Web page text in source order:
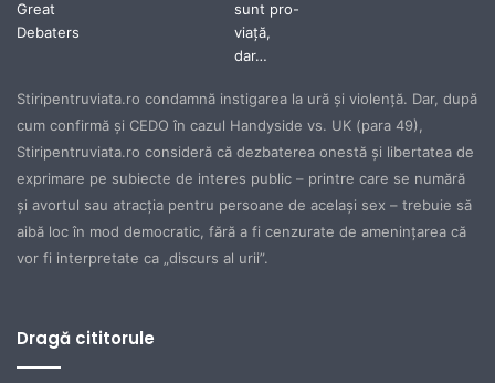
Stiripentruviata.ro condamnă instigarea la ură şi violenţă. Dar, după
cum confirmă şi CEDO în cazul Handyside vs. UK (para 49),
Stiripentruviata.ro consideră că dezbaterea onestă şi libertatea de
exprimare pe subiecte de interes public – printre care se numără
şi avortul sau atracţia pentru persoane de acelaşi sex – trebuie să
aibă loc în mod democratic, fără a fi cenzurate de ameninţarea că
vor fi interpretate ca „discurs al urii”.
Dragă cititorule